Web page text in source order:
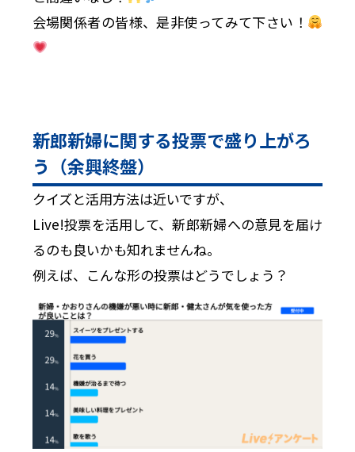
会場関係者の皆様、是非使ってみて下さい！
新郎新婦に関する投票で盛り上がろ
う（余興終盤）
クイズと活用方法は近いですが、
Live!投票を活用して、新郎新婦への意見を届け
るのも良いかも知れませんね。
例えば、こんな形の投票はどうでしょう？